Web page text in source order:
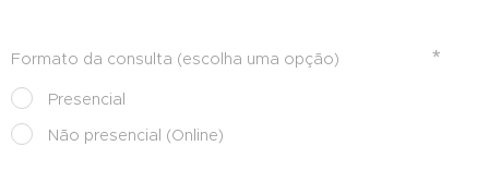
Formato da consulta (escolha uma opção)
Presencial
Não presencial (Online)